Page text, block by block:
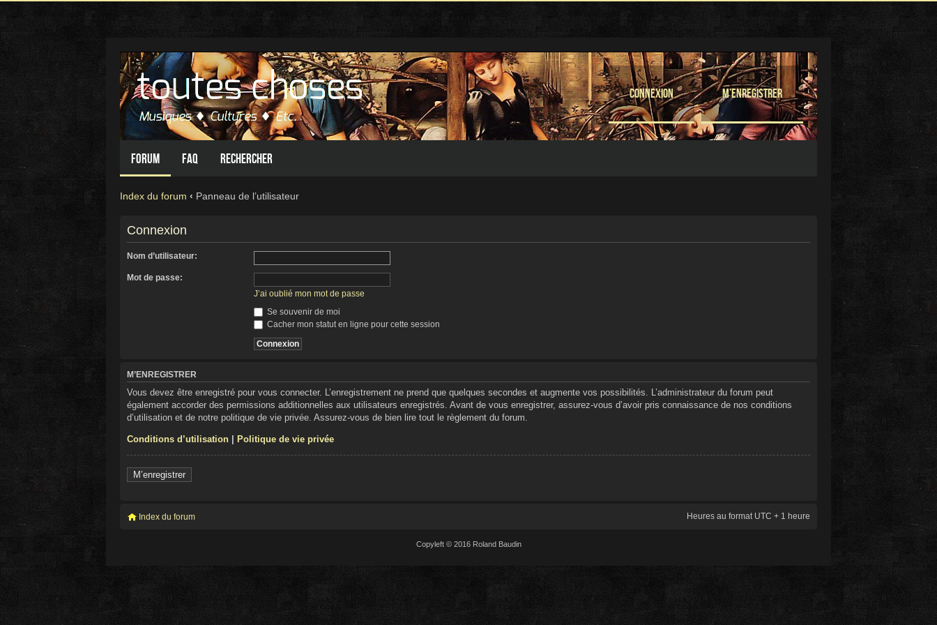
Connexion M’enregistrer
Forum FAQ Rechercher
Index du forum ‹ Panneau de l’utilisateur
Connexion
Nom d’utilisateur:
Mot de passe:
J’ai oublié mon mot de passe
Se souvenir de moi
Cacher mon statut en ligne pour cette session
M’ENREGISTRER
Vous devez être enregistré pour vous connecter. L’enregistrement ne prend que quelques secondes et augmente vos possibilités. L’administrateur du forum peut
également accorder des permissions additionnelles aux utilisateurs enregistrés. Avant de vous enregistrer, assurez-vous d’avoir pris connaissance de nos conditions
d’utilisation et de notre politique de vie privée. Assurez-vous de bien lire tout le règlement du forum.
Conditions d’utilisation Politique de vie privée
M’enregistrer
Index du forum Heures au format UTC + 1 heure
Copyleft © 2016 Roland Baudin